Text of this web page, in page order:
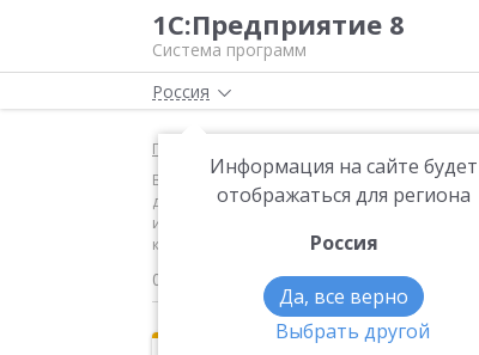
1С:Предприятие 8
Система программ
Россия
Информация на сайте будет
отображаться для региона
Россия
Да, все верно
Выбрать другой
Главная
Версия 1.3.8 Версия 1.3.8 является
документами в прикладных решениях,
использования с конфигурацией
конфигурацией «1С:Библиотека технологии
03.11.2017